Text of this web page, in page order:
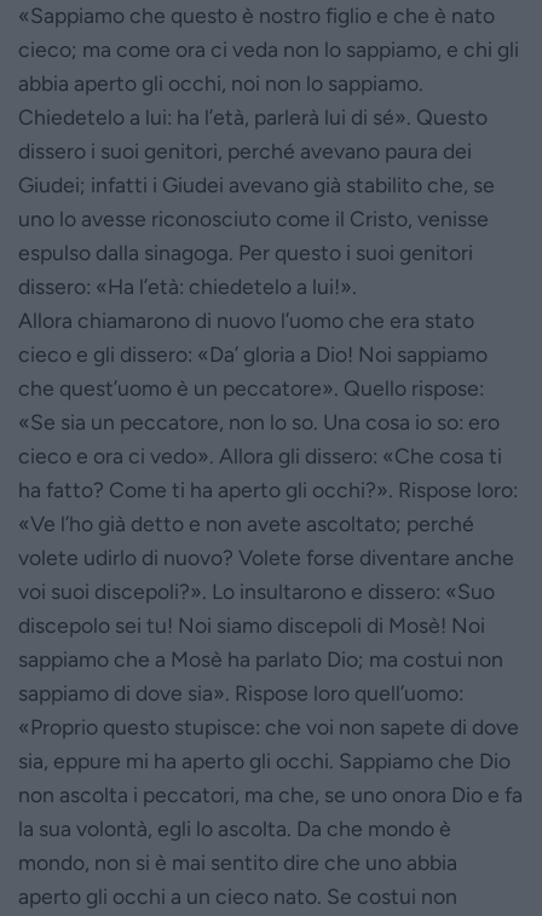
«Sappiamo che questo è nostro figlio e che è nato
cieco; ma come ora ci veda non lo sappiamo, e chi gli
abbia aperto gli occhi, noi non lo sappiamo.
Chiedetelo a lui: ha l’età, parlerà lui di sé». Questo
dissero i suoi genitori, perché avevano paura dei
Giudei; infatti i Giudei avevano già stabilito che, se
uno lo avesse riconosciuto come il Cristo, venisse
espulso dalla sinagoga. Per questo i suoi genitori
dissero: «Ha l’età: chiedetelo a lui!».
Allora chiamarono di nuovo l’uomo che era stato
cieco e gli dissero: «Da’ gloria a Dio! Noi sappiamo
che quest’uomo è un peccatore». Quello rispose:
«Se sia un peccatore, non lo so. Una cosa io so: ero
cieco e ora ci vedo». Allora gli dissero: «Che cosa ti
ha fatto? Come ti ha aperto gli occhi?». Rispose loro:
«Ve l’ho già detto e non avete ascoltato; perché
volete udirlo di nuovo? Volete forse diventare anche
voi suoi discepoli?». Lo insultarono e dissero: «Suo
discepolo sei tu! Noi siamo discepoli di Mosè! Noi
sappiamo che a Mosè ha parlato Dio; ma costui non
sappiamo di dove sia». Rispose loro quell’uomo:
«Proprio questo stupisce: che voi non sapete di dove
sia, eppure mi ha aperto gli occhi. Sappiamo che Dio
non ascolta i peccatori, ma che, se uno onora Dio e fa
la sua volontà, egli lo ascolta. Da che mondo è
mondo, non si è mai sentito dire che uno abbia
aperto gli occhi a un cieco nato. Se costui non